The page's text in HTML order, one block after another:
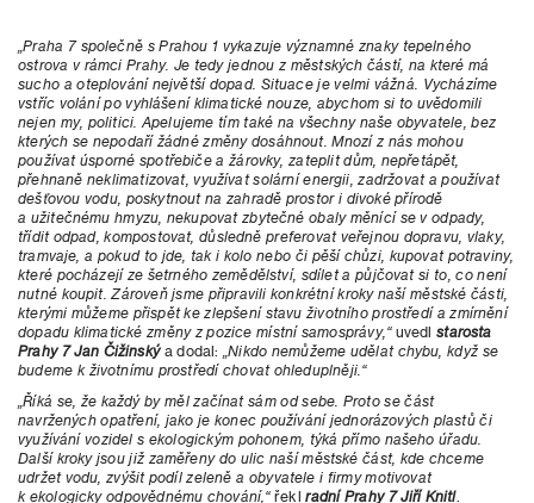
„Praha 7 společně s Prahou 1 vykazuje významné znaky tepelného
ostrova v rámci Prahy. Je tedy jednou z městských částí, na které má
sucho a oteplování největší dopad. Situace je velmi vážná. Vycházíme
vstříc volání po vyhlášení klimatické nouze, abychom si to uvědomili
nejen my, politici. Apelujeme tím také na všechny naše obyvatele, bez
kterých se nepodaří žádné změny dosáhnout. Mnozí z nás mohou
používat úsporné spotřebiče a žárovky, zateplit dům, nepřetápět,
přehnaně neklimatizovat, využívat solární energii, zadržovat a používat
dešťovou vodu, poskytnout na zahradě prostor i divoké přírodě
a užitečnému hmyzu, nekupovat zbytečné obaly měnící se v odpady,
třídit odpad, kompostovat, důsledně preferovat veřejnou dopravu, vlaky,
tramvaje, a pokud to jde, tak i kolo nebo či pěší chůzi, kupovat potraviny,
které pocházejí ze šetrného zemědělství, sdílet a půjčovat si to, co není
nutné koupit. Zároveň jsme připravili konkrétní kroky naší městské části,
kterými můžeme přispět ke zlepšení stavu životního prostředí a zmírnění
dopadu klimatické změny z pozice místní samosprávy,“uvedlstarosta
Prahy 7 Jan Čižinskýa dodal:
„Nikdo nemůžeme udělat chybu, když se
budeme k životnímu prostředí chovat ohleduplněji.“
„Říká se, že každý by měl začínat sám od sebe. Proto se část
navržených opatření, jako je konec používání jednorázových plastů či
využívání vozidel s ekologickým pohonem, týká přímo našeho úřadu.
Další kroky jsou již zaměřeny do ulic naší městské část, kde chceme
udržet vodu, zvýšit podíl zeleně a obyvatele i firmy motivovat
k ekologicky odpovědnému chování,“řeklradní Prahy 7 Jiří Knitl.